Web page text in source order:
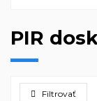
PIR
Filtrovať